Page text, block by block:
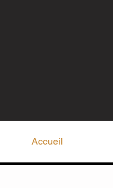
Accueil